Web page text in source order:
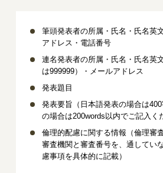
筆頭発表者の所属・氏名・氏名英
アドレス・電話番号
連名発表者の所属・氏名・氏名英
は999999）・メールアドレス
発表題目
発表要旨（日本語発表の場合は
の場合は200words以内でご記入く
倫理的配慮に関する情報（倫理審
審査機関と審査番号を、通してい
慮事項を具体的に記載）